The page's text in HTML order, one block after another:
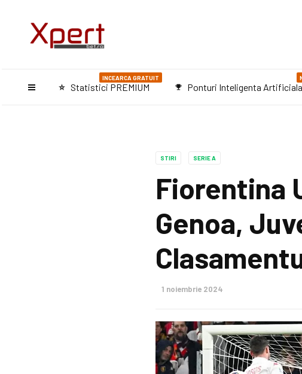
star_purple500 Statistici PREMIUM
INCEARCA GRATUIT
emoji_events Ponturi Inteligenta Artificiala
STIRI SERIE A
Fiorentina
Genoa,
1 noiembrie 2024